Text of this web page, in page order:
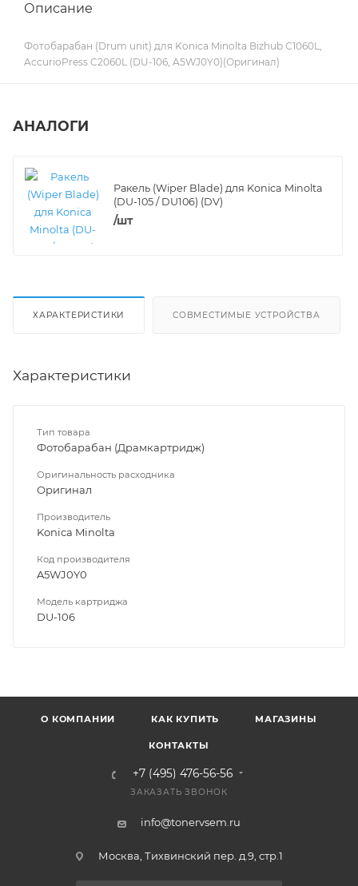
Описание
Фотобарабан (Drum unit) для Konica Minolta Bizhub C1060L,
AccurioPress C2060L (DU-106, A5WJ0Y0)(Оригинал)
АНАЛОГИ
Ракель (Wiper Blade) для Konica Minolta
(DU-105 / DU106) (DV)
/шт
ХАРАКТЕРИСТИКИ СОВМЕСТИМЫЕ УСТРОЙСТВА
Характеристики
Тип товара
Фотобарабан (Драмкартридж)
Оригинальность расходника
Оригинал
Производитель
Konica Minolta
Код производителя
A5WJ0Y0
Модель картриджа
DU-106
О КОМПАНИИ КАК КУПИТЬ МАГАЗИНЫ
КОНТАКТЫ
+7 (495) 476-56-56
ЗАКАЗАТЬ ЗВОНОК
info@tonervsem.ru
Москва, Тихвинский пер. д.9, стр.1